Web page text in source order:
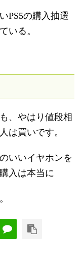
PS5の購入抽選
いる。
、やはり値段相
は買いです。
いいイヤホンを
入は本当に